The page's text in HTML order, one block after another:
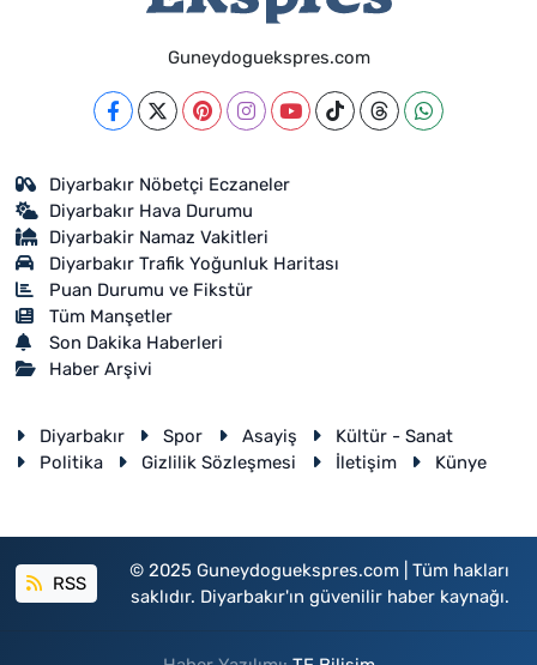
Guneydoguekspres.com
Diyarbakır Nöbetçi Eczaneler
Diyarbakır Hava Durumu
Diyarbakir Namaz Vakitleri
Diyarbakır Trafik Yoğunluk Haritası
Puan Durumu ve Fikstür
Tüm Manşetler
Son Dakika Haberleri
Haber Arşivi
Diyarbakır Spor Asayiş
Kültür - Sanat
Politika
Gizlilik Sözleşmesi İletişim Künye
RSS
© 2025 Guneydoguekspres.com | Tüm hakları
saklıdır. Diyarbakır'ın güvenilir haber kaynağı.